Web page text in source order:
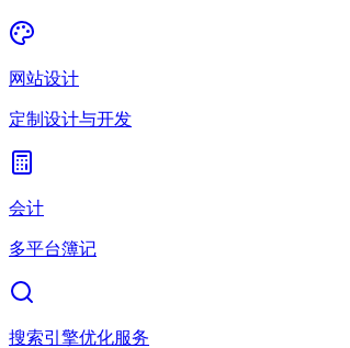
网站设计
定制设计与开发
会计
多平台簿记
搜索引擎优化服务